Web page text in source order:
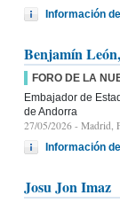
Información
Benjamín
FORO DE LA
Embajador de
de Andorra
27/05/2026 - Madrid,
Información
Josu Jon Imaz